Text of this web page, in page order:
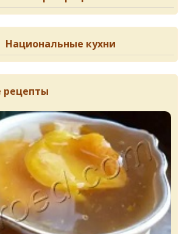
Национальные кухни
рецепты